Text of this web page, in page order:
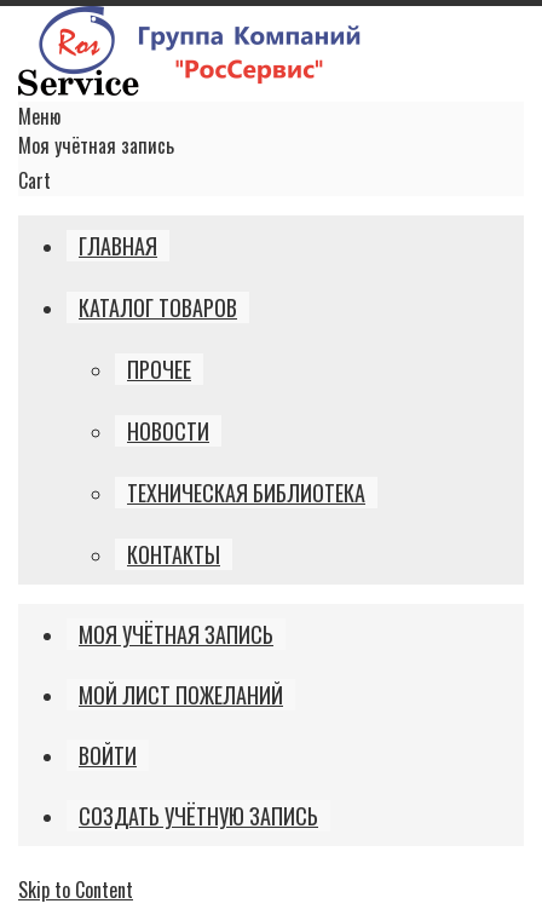
Меню
Моя учётная запись
Cart
ГЛАВНАЯ
КАТАЛОГ ТОВАРОВ
ПРОЧЕЕ
НОВОСТИ
ТЕХНИЧЕСКАЯ БИБЛИОТЕКА
КОНТАКТЫ
МОЯ УЧЁТНАЯ ЗАПИСЬ
МОЙ ЛИСТ ПОЖЕЛАНИЙ
ВОЙТИ
СОЗДАТЬ УЧЁТНУЮ ЗАПИСЬ
Skip to Content